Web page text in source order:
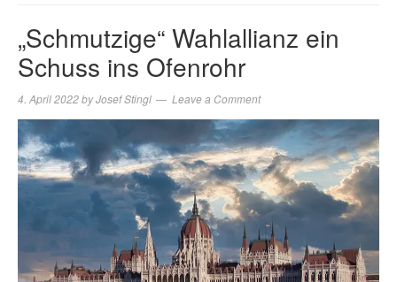
„Schmutzige“ Wahlallianz ein
Schuss ins Ofenrohr
4. April 2022byJosef Stingl Leave a Comment